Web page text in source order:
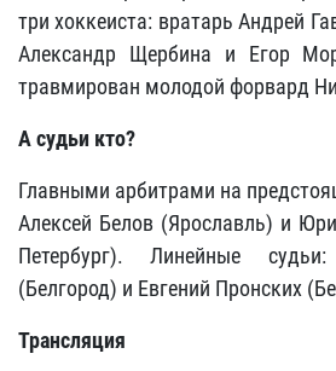
три хоккеиста: вратарь Андрей
Александр Щербина и Егор
травмирован молодой форвард
А судьи кто?
Главными арбитрами на
Алексей Белов (Ярославль) и
Петербург). Линейные
(Белгород) и Евгений Пронских
Трансляция